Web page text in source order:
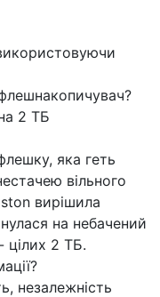
2 ТБ
яка геть
вільного
вирішила
на небачений
цілих 2 ТБ.
незалежність